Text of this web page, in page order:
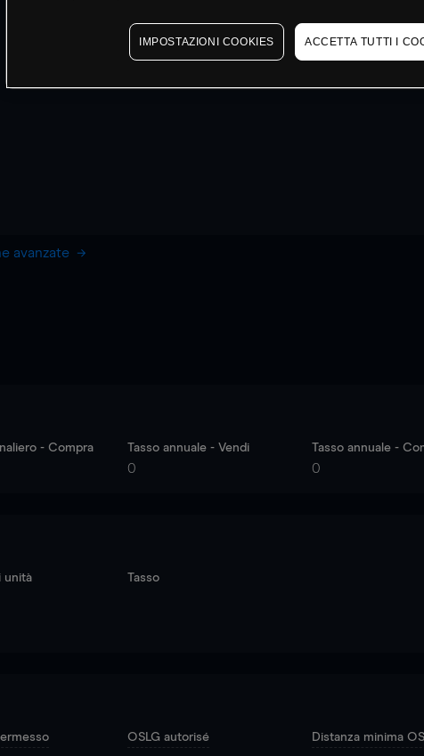
avanzate
- Compra Tasso annuale - Vendi
0
Tasso annuale -
0
unità Tasso
OSLG autorisé Distanza minima
IMPOSTAZIONI COOKIES ACCETTA TUTTI I